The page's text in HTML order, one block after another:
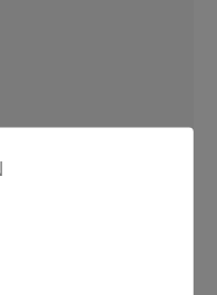
um